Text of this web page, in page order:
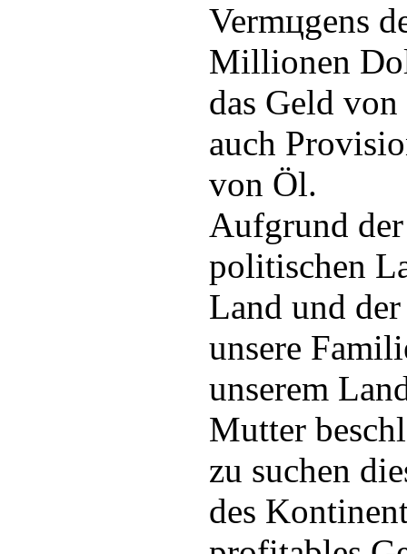
Vermцgens
Millionen
das Geld
auch
von Öl.
Aufgrund
politischen
Land und
unsere
unserem
Mutter
zu suchen
des